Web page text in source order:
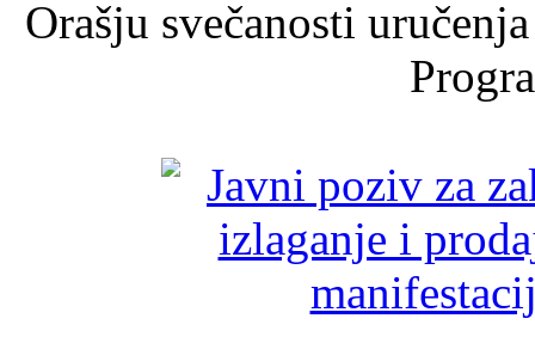
Orašju svečanosti